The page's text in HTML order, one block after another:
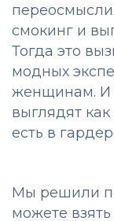
смокинг и
Тогда это
модных
женщинам. И
выглядят
есть в
Мы решили
можете